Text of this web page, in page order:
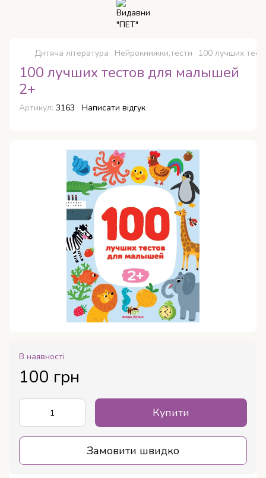
Дитяча література Нейрокнижки,тести 100 лучших
100 лучших тестов для малышей
2+
Артикул: 3163 Написати відгук
В наявності
100 грн
Купити
Замовити швидко